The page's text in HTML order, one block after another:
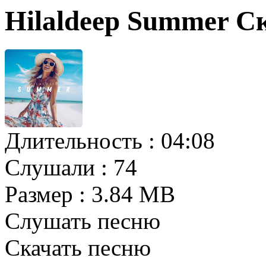
Hilaldeep Summer
Длительность : 04:08
Слушали : 74
Размер : 3.84 MB
Слушать песню
Скачать песню